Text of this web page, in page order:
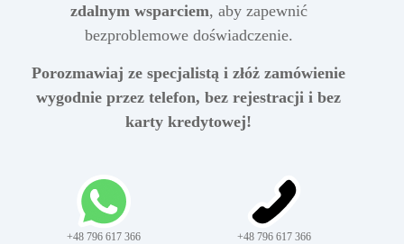
zdalnym wsparciem, aby zapewnić
bezproblemowe doświadczenie.
Porozmawiaj ze specjalistą i złóż zamówienie
wygodnie przez telefon, bez rejestracji i bez
karty kredytowej!
+48 796 617 366 +48 796 617 366